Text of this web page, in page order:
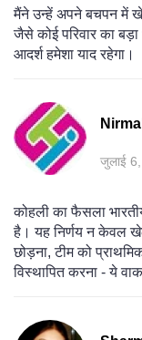
मैंने उन्हें अपने बचपन में
जैसे कोई परिवार का
आदर्श हमेशा याद रहेगा।
जुलाई
कोहली का फैसला
है। यह निर्णय न केवल
छोड़ना, टीम को
विस्थापित करना - ये